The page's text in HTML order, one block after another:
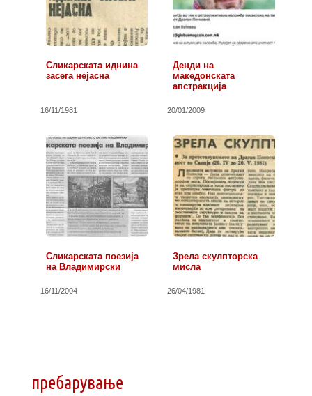
Сликарската иднина
засега нејасна
16/11/1981
Денди на
македонската
апстракција
20/01/2009
Сликарската поезија
на Владимирски
16/11/2004
Зрела скулпторска
мисла
26/04/1981
пребарување